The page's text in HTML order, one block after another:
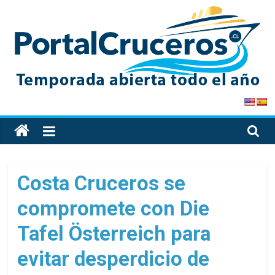
content
PortalCruceros
Toda
la
de
cruceros
en
Costa Cruceros se
compromete con Die
Tafel Österreich para
evitar desperdicio de